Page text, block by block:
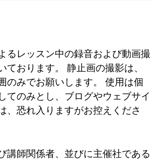
るレッスン中の録音および動画撮
ております。 静止画の撮影は、
のみでお願いします。 使用は個
てのみとし、ブログやウェブサイ
、恐れ入りますがお控えくださ
講師関係者、並びに主催社である